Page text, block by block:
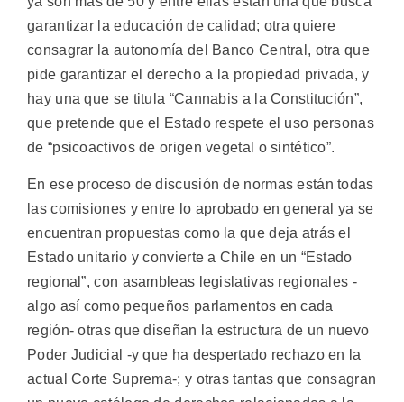
garantizar la educación de calidad; otra quiere
consagrar la autonomía del Banco Central, otra que
pide garantizar el derecho a la propiedad privada, y
hay una que se titula “Cannabis a la Constitución”,
que pretende que el Estado respete el uso personas
de “psicoactivos de origen vegetal o sintético”.
En ese proceso de discusión de normas están todas
las comisiones y entre lo aprobado en general ya se
encuentran propuestas como la que deja atrás el
Estado unitario y convierte a Chile en un “Estado
regional”, con asambleas legislativas regionales -
algo así como pequeños parlamentos en cada
región- otras que diseñan la estructura de un nuevo
Poder Judicial -y que ha despertado rechazo en la
actual Corte Suprema-; y otras tantas que consagran